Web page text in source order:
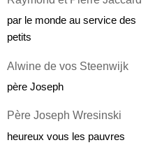
par le monde au service des
petits
Alwine de vos Steenwijk
père Joseph
Père Joseph Wresinski
heureux vous les pauvres